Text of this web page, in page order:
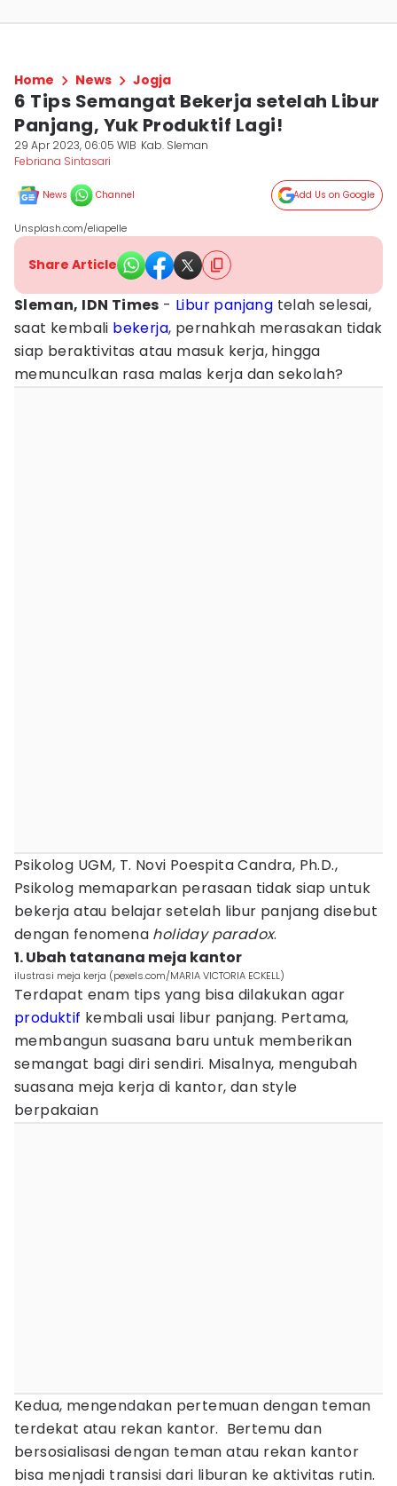
Home News Jogja
6 Tips Semangat Bekerja setelah Libur
Panjang, Yuk Produktif Lagi!
29 Apr 2023, 06:05 WIB Kab. Sleman
Febriana Sintasari
News Channel Add Us on Google
Unsplash.com/eliapelle
Share Article
Sleman, IDN Times - Libur panjang telah selesai,
saat kembali bekerja, pernahkah merasakan tidak
siap beraktivitas atau masuk kerja, hingga
memunculkan rasa malas kerja dan sekolah?
Psikolog UGM, T. Novi Poespita Candra, Ph.D.,
Psikolog memaparkan perasaan tidak siap untuk
bekerja atau belajar setelah libur panjang disebut
dengan fenomena holiday paradox.
1. Ubah tatanana meja kantor
ilustrasi meja kerja (pexels.com/MARIA VICTORIA ECKELL)
Terdapat enam tips yang bisa dilakukan agar
produktif kembali usai libur panjang. Pertama,
membangun suasana baru untuk memberikan
semangat bagi diri sendiri. Misalnya, mengubah
suasana meja kerja di kantor, dan style
berpakaian
Kedua, mengendakan pertemuan dengan teman
terdekat atau rekan kantor. Bertemu dan
bersosialisasi dengan teman atau rekan kantor
bisa menjadi transisi dari liburan ke aktivitas rutin.